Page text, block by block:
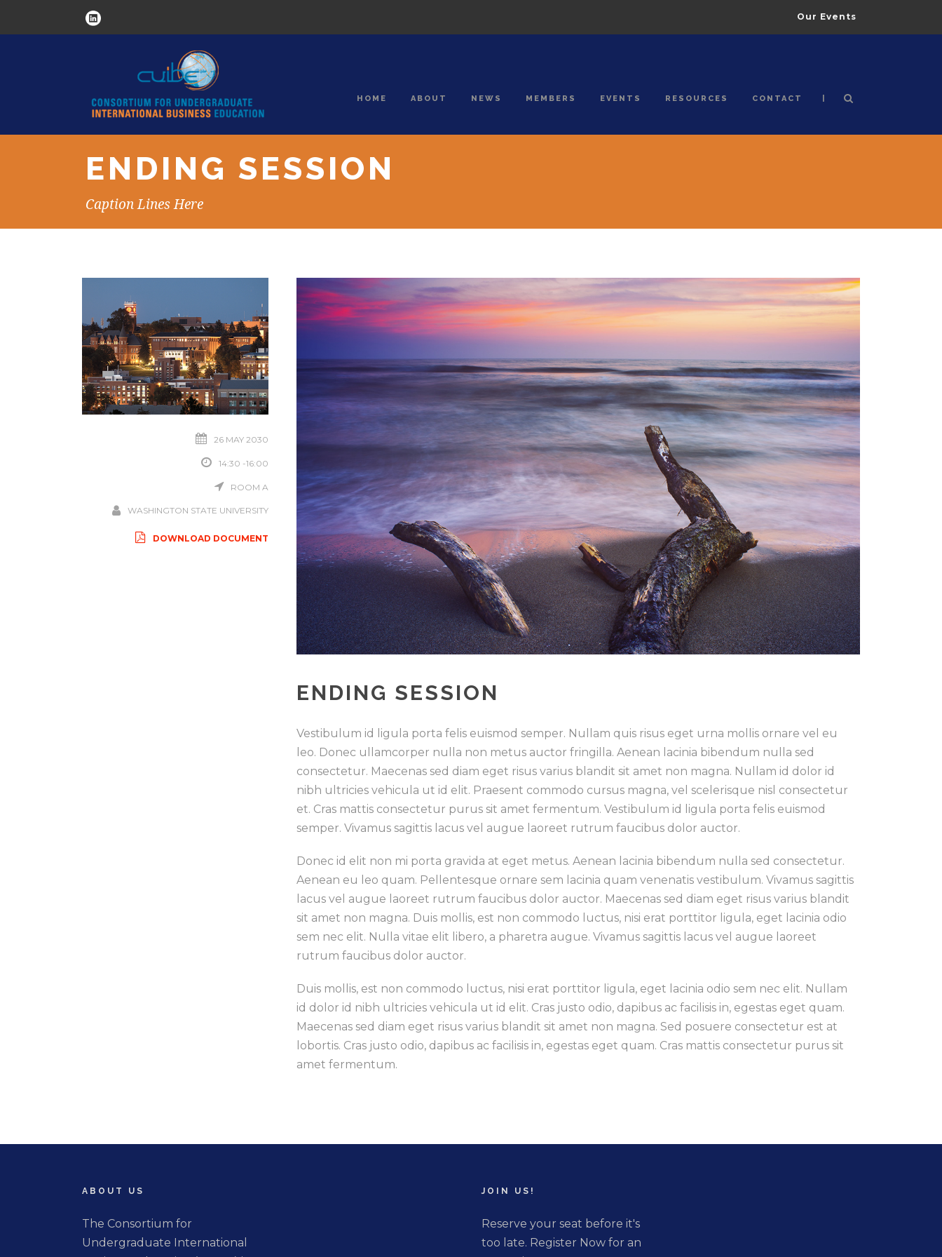
Our Events
HOME ABOUT NEWS MEMBERS EVENTS RESOURCES CONTACT |
ENDING SESSION
Caption Lines Here
26 MAY 2030
14:30 -16:00
ROOM A
WASHINGTON STATE UNIVERSITY
DOWNLOAD DOCUMENT
ENDING SESSION
Vestibulum id ligula porta felis euismod semper. Nullam quis risus eget urna mollis ornare vel eu
leo. Donec ullamcorper nulla non metus auctor fringilla. Aenean lacinia bibendum nulla sed
consectetur. Maecenas sed diam eget risus varius blandit sit amet non magna. Nullam id dolor id
nibh ultricies vehicula ut id elit. Praesent commodo cursus magna, vel scelerisque nisl consectetur
et. Cras mattis consectetur purus sit amet fermentum. Vestibulum id ligula porta felis euismod
semper. Vivamus sagittis lacus vel augue laoreet rutrum faucibus dolor auctor.
Donec id elit non mi porta gravida at eget metus. Aenean lacinia bibendum nulla sed consectetur.
Aenean eu leo quam. Pellentesque ornare sem lacinia quam venenatis vestibulum. Vivamus sagittis
lacus vel augue laoreet rutrum faucibus dolor auctor. Maecenas sed diam eget risus varius blandit
sit amet non magna. Duis mollis, est non commodo luctus, nisi erat porttitor ligula, eget lacinia odio
sem nec elit. Nulla vitae elit libero, a pharetra augue. Vivamus sagittis lacus vel augue laoreet
rutrum faucibus dolor auctor.
Duis mollis, est non commodo luctus, nisi erat porttitor ligula, eget lacinia odio sem nec elit. Nullam
id dolor id nibh ultricies vehicula ut id elit. Cras justo odio, dapibus ac facilisis in, egestas eget quam.
Maecenas sed diam eget risus varius blandit sit amet non magna. Sed posuere consectetur est at
lobortis. Cras justo odio, dapibus ac facilisis in, egestas eget quam. Cras mattis consectetur purus sit
amet fermentum.
ABOUT US
The Consortium for
Undergraduate International
JOIN US!
Reserve your seat before it's
too late. Register Now for an